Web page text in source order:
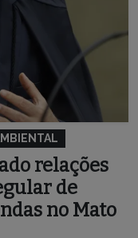
relações
de
no Mato